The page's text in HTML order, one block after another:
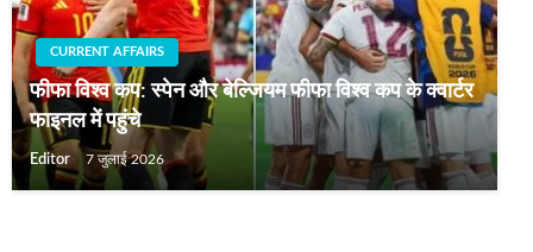
CURRENT AFFAIRS
फीफा विश्व कप: स्पेन और बेल्जियम फीफा विश्‍व कप के क्वार्टर
फाइनल में पहुंचे
Editor 7 जुलाई 2026